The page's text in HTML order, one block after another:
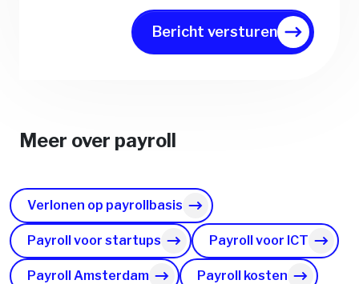
Bericht versturen
Meer over payroll
Verlonen op payrollbasis
Payroll voor startups Payroll voor ICT
Payroll Amsterdam Payroll kosten